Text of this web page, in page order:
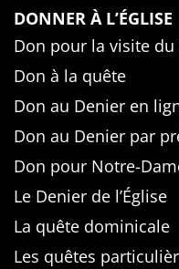
DONNER À L’ÉGLISE
Don pour la visite du
Don à la quête
Don au Denier en
Don au Denier par
Don pour Notre-
Le Denier de l’Église
La quête dominicale
Les quêtes